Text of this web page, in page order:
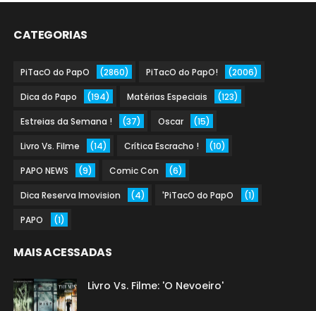
CATEGORIAS
PiTacO do PapO (2860) PiTacO do PapO! (2006)
Dica do Papo (194) Matérias Especiais (123)
Estreias da Semana ! (37) Oscar (15)
Livro Vs. Filme (14) Crítica Escracho ! (10)
PAPO NEWS (9) Comic Con (6)
Dica Reserva Imovision (4) 'PiTacO do PapO (1)
PAPO (1)
MAIS ACESSADAS
Livro Vs. Filme: 'O Nevoeiro'